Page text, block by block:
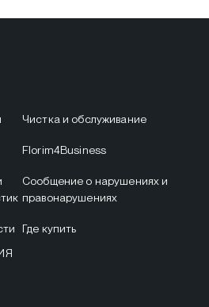
Чистка и обслуживание
Florim4Business
Сообщение о нарушениях и
правонарушениях
Где купить